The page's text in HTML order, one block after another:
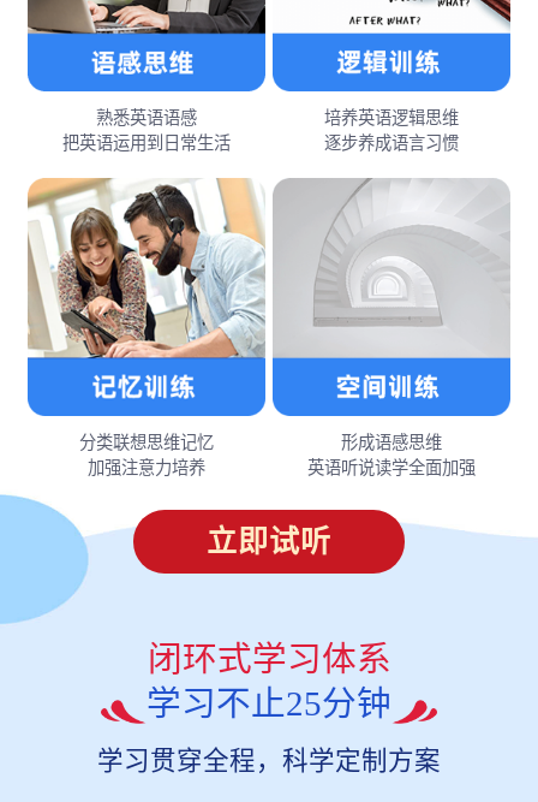
熟悉英语语感
把英语运用到日常生活
培养英语逻辑思维
逐步养成语言习惯
分类联想思维记忆
加强注意力培养
形成语感思维
英语听说读学全面加强
立即试听
闭环式学习体系
学习不止25分钟
学习贯穿全程，科学定制方案